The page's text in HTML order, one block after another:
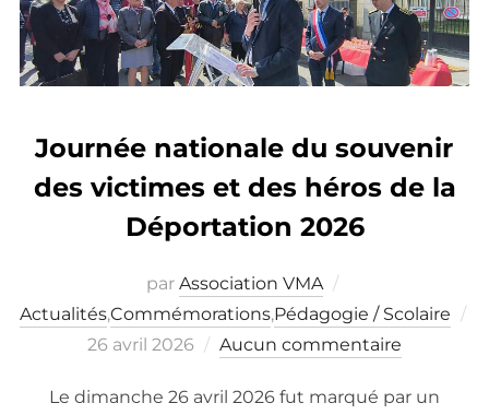
Journée nationale du souvenir
des victimes et des héros de la
Déportation 2026
par Association VMA
Actualités,Commémorations,Pédagogie / Scolaire
Publié
26 avril 2026 Aucun commentaire
Le dimanche 26 avril 2026 fut marqué par un